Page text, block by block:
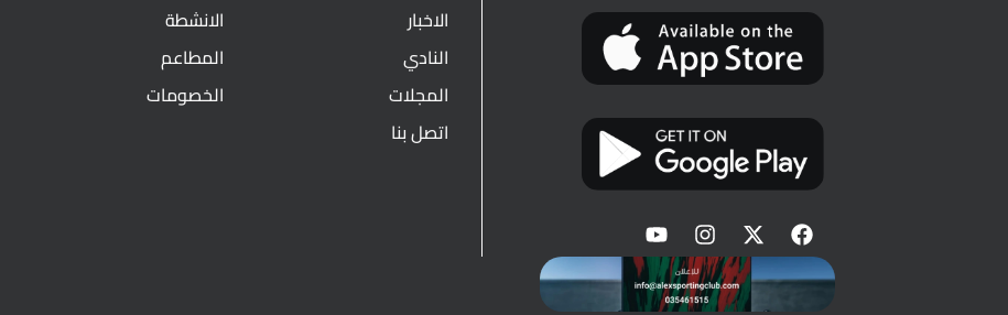
الاخبار
النادي
المجلات
اتصل بنا
الانشطة
المطاعم
الخصومات